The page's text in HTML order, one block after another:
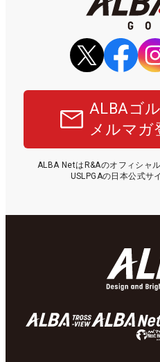
ALBAゴ
メルマガ
ALBA NetはR&Aのオフィシャ
USLPGAの日本公式サ